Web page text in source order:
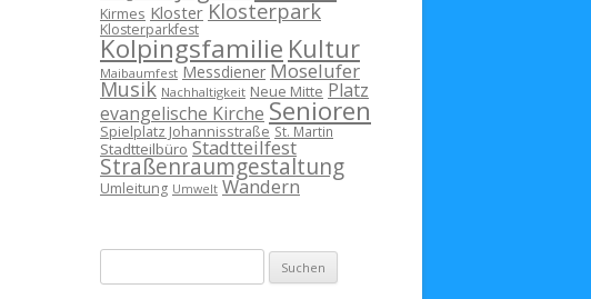
Kirmes Kloster Klosterpark
Klosterparkfest
Kolpingsfamilie Kultur
Maibaumfest Messdiener Moselufer
Musik Nachhaltigkeit Neue Mitte Platz
evangelische Kirche Senioren
Spielplatz Johannisstraße St. Martin
Stadtteilbüro Stadtteilfest
Straßenraumgestaltung
Umleitung Umwelt Wandern
nach: